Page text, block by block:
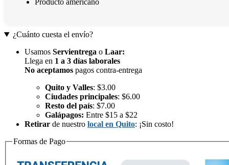
Producto americano
¿Cuánto cuesta el envío?
Usamos Servientrega o Laar:
Llega en 1 a 3 días laborales
No aceptamos pagos contra-entrega
Quito y Valles: $3.00
Ciudades principales: $6.00
Resto del país: $7.00
Galápagos: Entre $15 a $22
Retirar de nuestro local en Quito: ¡Sin costo!
Formas de Pago